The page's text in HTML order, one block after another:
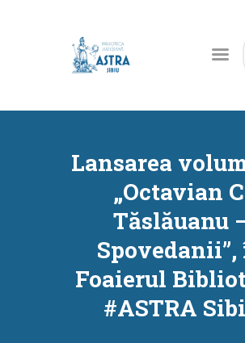
Lansarea
„Octavian
Tăslăuanu
Foaierul
#ASTRA
CATALOG ONLINE
RESURSE
SERVICII
INFORMAȚII UTILE
BLOG
CONTACT
CONTUL MEU